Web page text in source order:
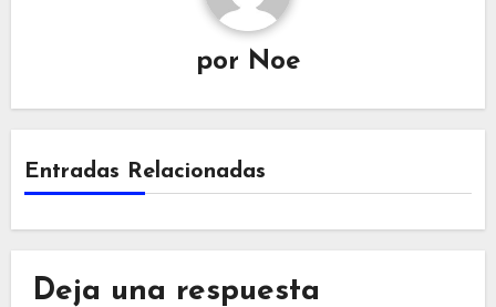
por Noe
Entradas Relacionadas
Deja una respuesta